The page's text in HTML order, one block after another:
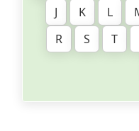
J
K L
R
S T